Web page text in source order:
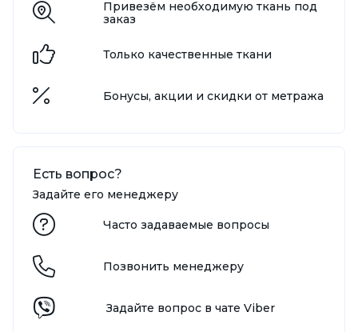
Привезём необходимую ткань под
заказ
Только качественные ткани
Бонусы, акции и скидки от метража
Есть вопрос?
Задайте его менеджеру
Часто задаваемые вопросы
Позвонить менеджеру
Задайте вопрос в чате Viber